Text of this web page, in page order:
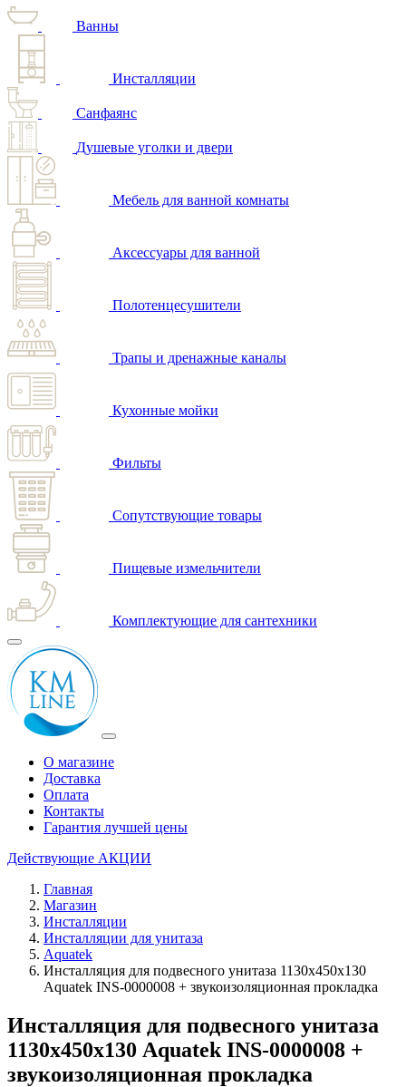
Ванны
Инсталляции
Санфаянс
Душевые уголки и двери
Мебель для ванной комнаты
Аксессуары для ванной
Полотенцесушители
Трапы и дренажные каналы
Кухонные мойки
Фильты
Сопутствующие товары
Пищевые измельчители
Комплектующие для сантехники
О магазине
Доставка
Оплата
Контакты
Гарантия лучшей цены
Действующие АКЦИИ
Главная
Магазин
Инсталляции
Инсталляции для унитаза
Aquatek
Инсталляция для подвесного унитаза 1130х450х130
Aquatek INS-0000008 + звукоизоляционная прокладка
Инсталляция для подвесного унитаза
1130х450х130 Aquatek INS-0000008 +
звукоизоляционная прокладка